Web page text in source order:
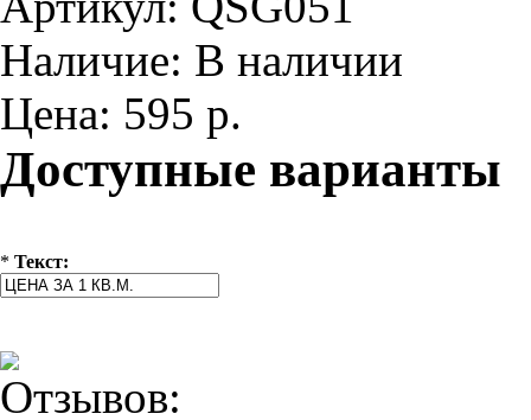
Наличие: В наличии
Цена: 595 р.
Доступные варианты
* Текст: